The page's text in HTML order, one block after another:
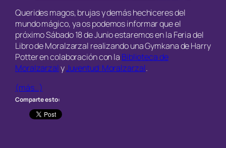
Querides magos, brujas y demás hechiceres del
mundo mágico, ya os podemos informar que el
próximo Sábado 18 de Junio estaremos en la Feria del
Libro de Moralzarzal realizando una Gymkana de Harry
Potter en colaboración con la Biblioteca de
MoralzarzalyJuventud Moralzarzal.
(más…)
Comparte esto: